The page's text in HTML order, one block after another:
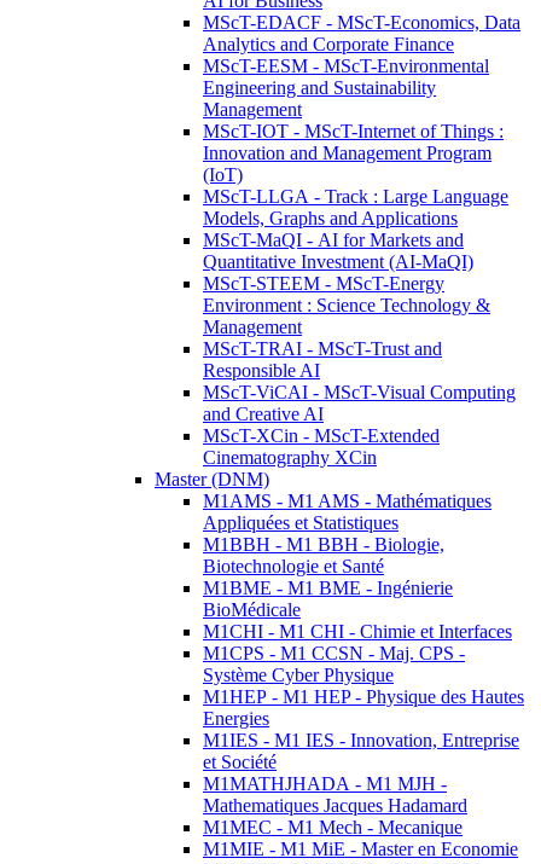
MScT-EDACF - MScT-Economics, Data
Analytics and Corporate Finance
MScT-EESM - MScT-Environmental
Engineering and Sustainability
Management
MScT-IOT - MScT-Internet of Things :
Innovation and Management Program
(IoT)
MScT-LLGA - Track : Large Language
Models, Graphs and Applications
MScT-MaQI - AI for Markets and
Quantitative Investment (AI-MaQI)
MScT-STEEM - MScT-Energy
Environment : Science Technology &
Management
MScT-TRAI - MScT-Trust and
Responsible AI
MScT-ViCAI - MScT-Visual Computing
and Creative AI
MScT-XCin - MScT-Extended
Cinematography XCin
Master (DNM)
M1AMS - M1 AMS - Mathématiques
Appliquées et Statistiques
M1BBH - M1 BBH - Biologie,
Biotechnologie et Santé
M1BME - M1 BME - Ingénierie
BioMédicale
M1CHI - M1 CHI - Chimie et Interfaces
M1CPS - M1 CCSN - Maj. CPS -
Système Cyber Physique
M1HEP - M1 HEP - Physique des Hautes
Energies
M1IES - M1 IES - Innovation, Entreprise
et Société
M1MATHJHADA - M1 MJH -
Mathematiques Jacques Hadamard
M1MEC - M1 Mech - Mecanique
M1MIE - M1 MiE - Master en Economie